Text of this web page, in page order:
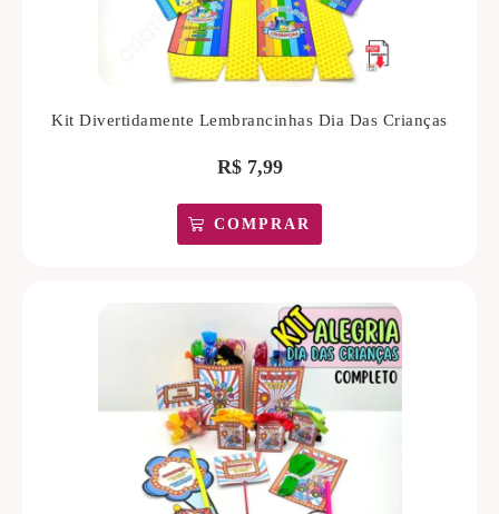
Kit Divertidamente Lembrancinhas Dia Das Crianças
R$7,99
COMPRAR